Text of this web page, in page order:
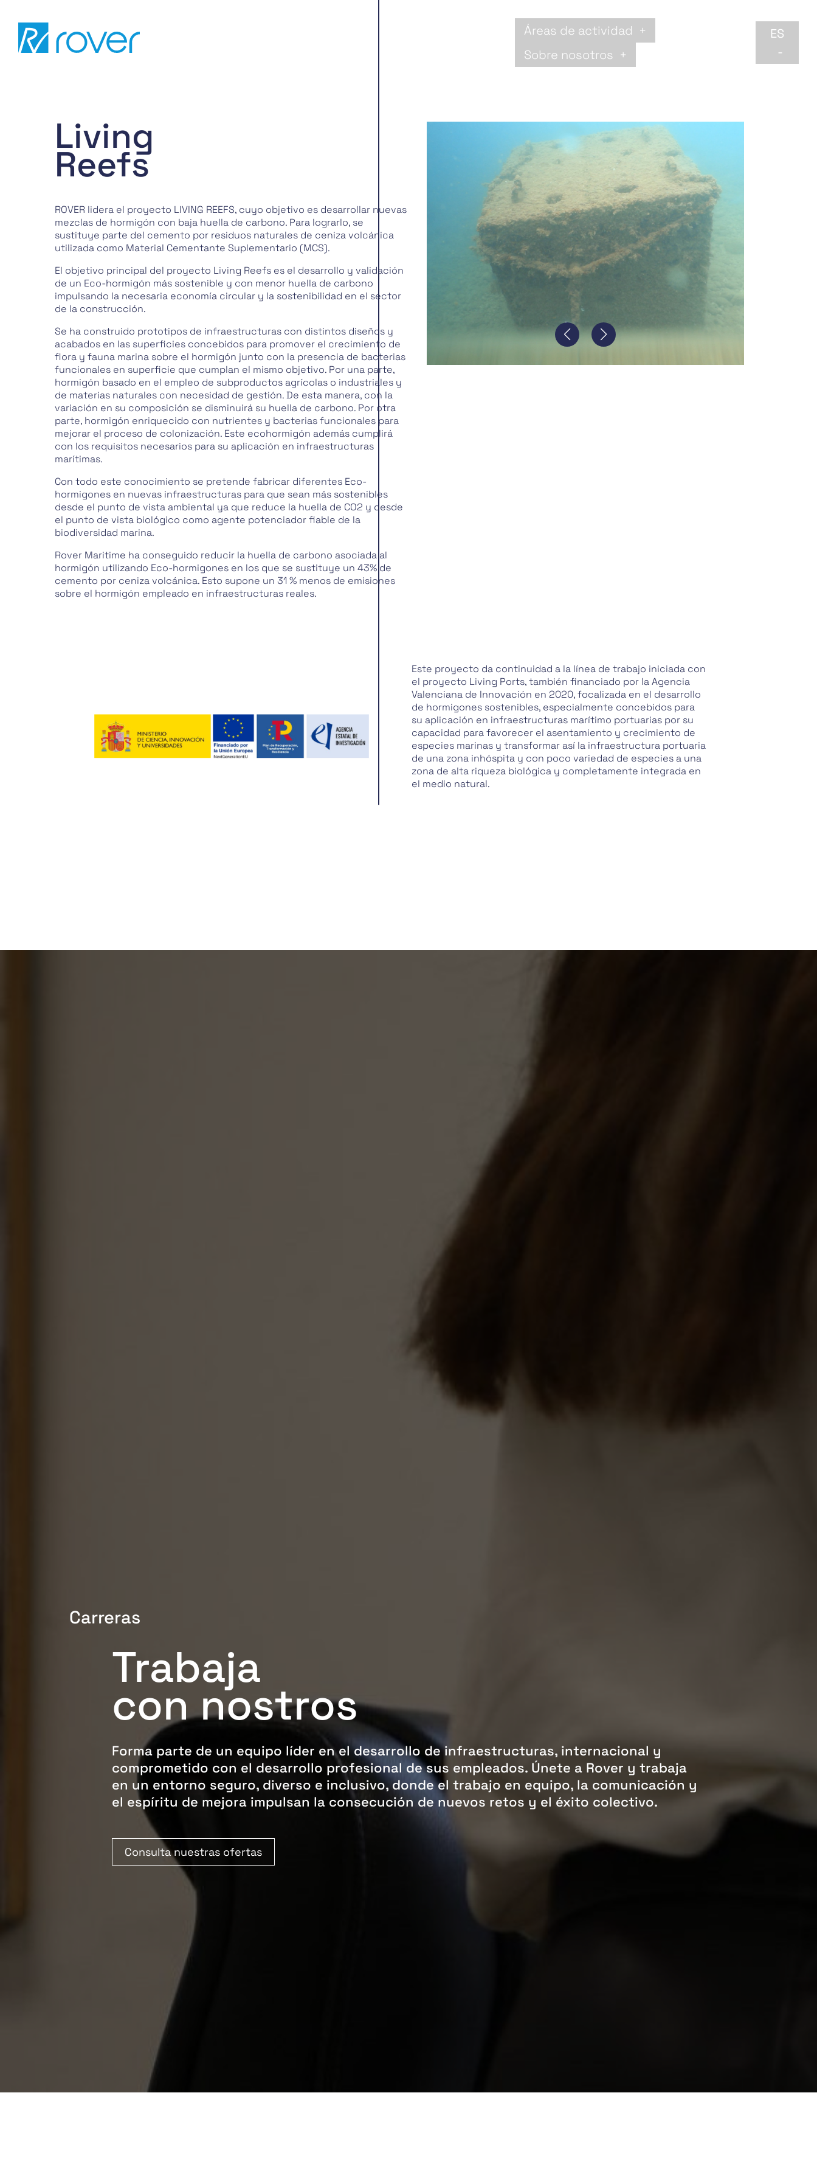
contenido
Áreas de actividad
Sobre nosotros
ES
Living
Reefs
ROVER lidera el proyecto LIVING REEFS, cuyo objetivo es desarrollar nuevas
mezclas de hormigón con baja huella de carbono. Para lograrlo, se
sustituye parte del cemento por residuos naturales de ceniza volcánica
utilizada como Material Cementante Suplementario (MCS).
El objetivo principal del proyecto Living Reefs es el desarrollo y validación
de un Eco-hormigón más sostenible y con menor huella de carbono
impulsando la necesaria economía circular y la sostenibilidad en el sector
de la construcción.
Se ha construido prototipos de infraestructuras con distintos diseños y
acabados en las superficies concebidos para promover el crecimiento de
flora y fauna marina sobre el hormigón junto con la presencia de bacterias
funcionales en superficie que cumplan el mismo objetivo. Por una parte,
hormigón basado en el empleo de subproductos agrícolas o industriales y
de materias naturales con necesidad de gestión. De esta manera, con la
variación en su composición se disminuirá su huella de carbono. Por otra
parte, hormigón enriquecido con nutrientes y bacterias funcionales para
mejorar el proceso de colonización. Este ecohormigón además cumplirá
con los requisitos necesarios para su aplicación en infraestructuras
marítimas.
Con todo este conocimiento se pretende fabricar diferentes Eco-
hormigones en nuevas infraestructuras para que sean más sostenibles
desde el punto de vista ambiental ya que reduce la huella de CO2 y desde
el punto de vista biológico como agente potenciador fiable de la
biodiversidad marina.
Rover Maritime ha conseguido reducir la huella de carbono asociada al
hormigón utilizando Eco-hormigones en los que se sustituye un 43% de
cemento por ceniza volcánica. Esto supone un 31 % menos de emisiones
sobre el hormigón empleado en infraestructuras reales.
Este proyecto da continuidad a la línea de trabajo iniciada con
el proyecto Living Ports, también financiado por la Agencia
Valenciana de Innovación en 2020, focalizada en el desarrollo
de hormigones sostenibles, especialmente concebidos para
su aplicación en infraestructuras marítimo portuarias por su
capacidad para favorecer el asentamiento y crecimiento de
especies marinas y transformar así la infraestructura portuaria
de una zona inhóspita y con poco variedad de especies a una
zona de alta riqueza biológica y completamente integrada en
el medio natural.
Carreras
Trabaja
con nostros
Forma parte de un equipo líder en el desarrollo de infraestructuras, internacional y
comprometido con el desarrollo profesional de sus empleados. Únete a Rover y trabaja
en un entorno seguro, diverso e inclusivo, donde el trabajo en equipo, la comunicación y
el espíritu de mejora impulsan la consecución de nuevos retos y el éxito colectivo.
Consulta nuestras ofertas